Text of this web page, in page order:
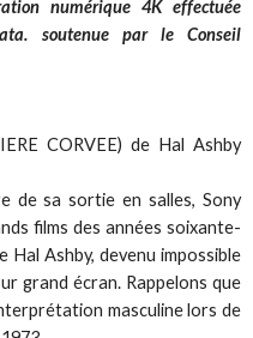
numérique 4K effectuée
soutenue par le Conseil
CORVEE) de Hal Ashby
de sa sortie en salles, Sony
films des années soixante-
Ashby, devenu impossible
grand écran. Rappelons que
masculine lors de